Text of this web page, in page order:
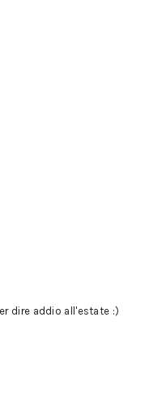
dire addio all'estate :)